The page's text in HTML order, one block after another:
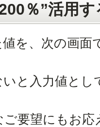
％”活用す
値を、次の画
いと入力値と
ご要望にもお応